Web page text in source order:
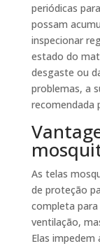
periódicas
possam
inspecionar
estado do
desgaste ou
problemas, a
recomendada
As telas
de proteção
completa
ventilação,
Elas